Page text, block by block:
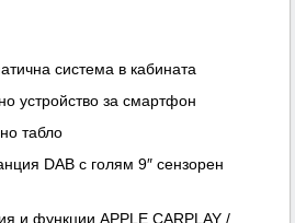
система в кабината
устройство за смартфон
табло
DAB с голям 9″ сензорен
и функции APPLE CARPLAY /